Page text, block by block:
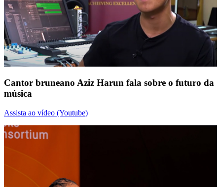
Cantor bruneano Aziz Harun fala sobre o futuro da
música
Assista ao vídeo (Youtube)